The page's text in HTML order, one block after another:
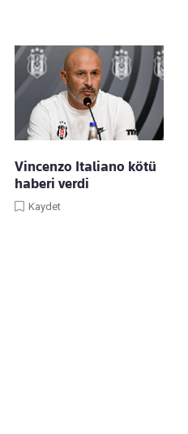
Vincenzo Italiano kötü
haberi verdi
Kaydet